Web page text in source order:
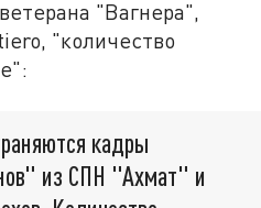
"Вагнера",
"количество
кадры
из СПН "Ахмат" и